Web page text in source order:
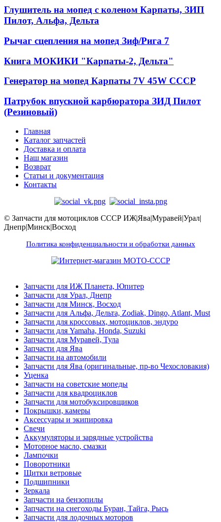
Глушитель на мопед с коленом Карпаты, ЗИП
Пилот, Альфа, Дельта
Рычаг сцепления на мопед Зиф/Рига 7
Книга МОКИКИ "Карпаты-2, Дельта"
Генератор на мопед Карпаты 7V 45W СССР
Патрубок впускной карбюратора ЗИД Пилот
(Резиновый)
Главная
Каталог запчастей
Доставка и оплата
Наш магазин
Возврат
Статьи и документация
Контакты
© Запчасти для мотоциклов СССР ИЖ|Ява|Муравей|Урал|
Днепр|Минск|Восход
Политика конфиденциальности и обработки данных
Запчасти для ИЖ Планета, Юпитер
Запчасти для Урал, Днепр
Запчасти для Минск, Восход
Запчасти для Альфа, Дельта, Zodiak, Dingo, Atlant, Must
Запчасти для кроссовых, мотоциклов, эндуро
Запчасти для Yamaha, Honda, Suzuki
Запчасти для Муравей, Тула
Запчасти для Ява
Запчасти на автомобили
Запчасти для Ява (оригинальные, пр-во Чехословакия)
Уценка
Запчасти на советские мопеды
Запчасти для квадроциклов
Запчасти для мотобуксировщиков
Покрышки, камеры
Аксессуары и экипировка
Свечи
Аккумуляторы и зарядные устройства
Моторное масло, смазки
Лампочки
Поворотники
Щитки ветровые
Подшипники
Зеркала
Запчасти на бензопилы
Запчасти на снегоходы Буран, Тайга, Рысь
Запчасти для лодочных моторов